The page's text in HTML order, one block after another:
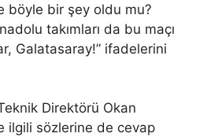
böyle bir şey oldu mu?
takımları da bu maçı
Galatasaray!” ifadelerini
Direktörü Okan
ilgili sözlerine de cevap